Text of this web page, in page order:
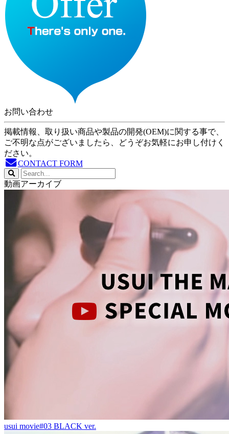
お問い合わせ
掲載情報、取り扱い商品や製品の開発(OEM)に関する事で、
ご不明な点がございましたら、どうぞお気軽にお申し付けく
ださい。
CONTACT FORM
動画アーカイブ
usui movie#03 BLACK ver.